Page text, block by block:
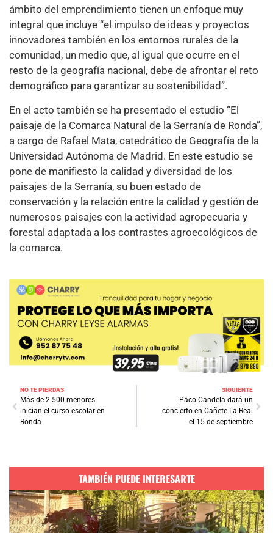
ámbito del emprendimiento tienen un enfoque muy
integral que incluye “el impulso de ideas y proyectos
innovadores también en los entornos rurales de la
comunidad, un medio que, al igual que ocurre en el
resto de la geografía nacional, debe de afrontar el reto
demográfico para garantizar su sostenibilidad”.
En el acto también se ha presentado el estudio “El
paisaje de la Comarca Natural de la Serranía de Ronda”,
a cargo de Rafael Mata, catedrático de Geografía de la
Universidad Autónoma de Madrid. En este estudio se
pone de manifiesto la calidad y diversidad de los
paisajes de la Serranía, su buen estado de
conservación y la relación entre la calidad y gestión de
numerosos paisajes con la actividad agropecuaria y
forestal adaptada a los contrastes agroecológicos de
la comarca.
NO TE PIERDAS
Más de 2.500 menores
inician el curso escolar en
Ronda
SIGUIENTE
Paco Candela dará un
concierto en Cañete La Real
el 15 de septiembre
TAMBIÉN PUEDE INTERESARTE